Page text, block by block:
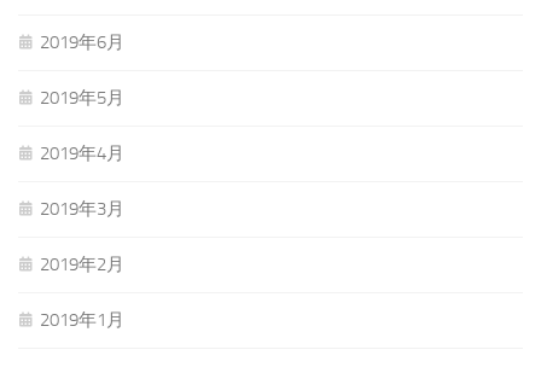
2019年6月
2019年5月
2019年4月
2019年3月
2019年2月
2019年1月